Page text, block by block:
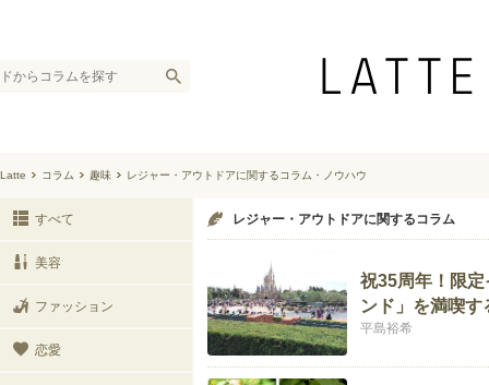
Latte コラム 趣味 レジャー・アウトドアに関するコラム・ノウハウ
すべて
美容
ファッション
恋愛
レジャー・アウトドアに関するコラム
祝35周年！限
ンド」を満喫
平島裕希